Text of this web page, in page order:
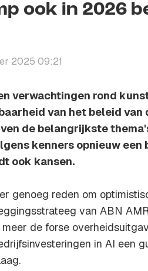
ook in 2026
2025 09:21
verwachtingen rond
van het beleid
de belangrijkste
kenners opnieuw een
ook kansen.
genoeg reden om
van ABN
de forse
in AI een